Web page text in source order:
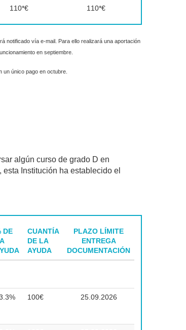
110*€ 110*€
notificado vía e-mail. Para ello realizará una aportación
en septiembre.
único pago en octubre.
algún curso de grado D en
Institución ha establecido el
DE
CUANTÍA
DE LA
AYUDA
PLAZO LÍMITE
ENTREGA
DOCUMENTACIÓN
100€ 25.09.2026